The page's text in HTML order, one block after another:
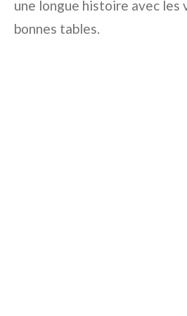
une longue histoire avec les
bonnes tables.